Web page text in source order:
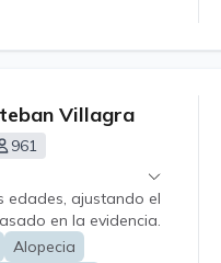
Villagra
961
edades, ajustando el
en la evidencia.
de la atención a
Alopecia